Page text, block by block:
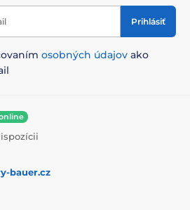
Prihlásiť
osobných údajov ako
bauer.cz